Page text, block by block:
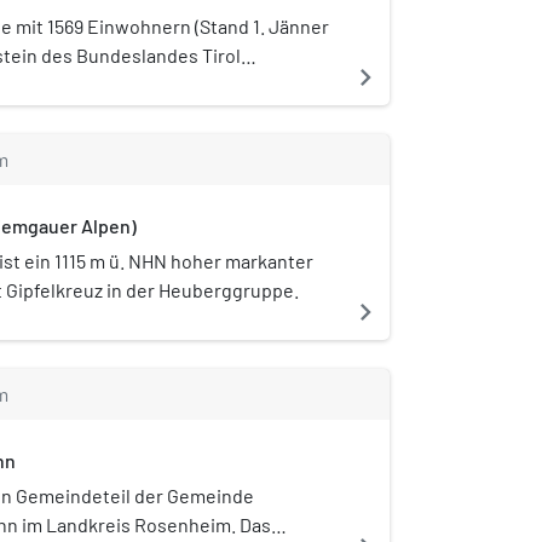
mit 1569 Einwohnern (Stand 1. Jänner
des Bundeslandes Tirol
Erl bekannt.
navigate_next
Alpen)
ein 1115 m ü. NHN hoher markanter
Gipfelkreuz in der Heuberggruppe.
navigate_next
Gemeindeteil der Gemeinde
im Landkreis Rosenheim. Das